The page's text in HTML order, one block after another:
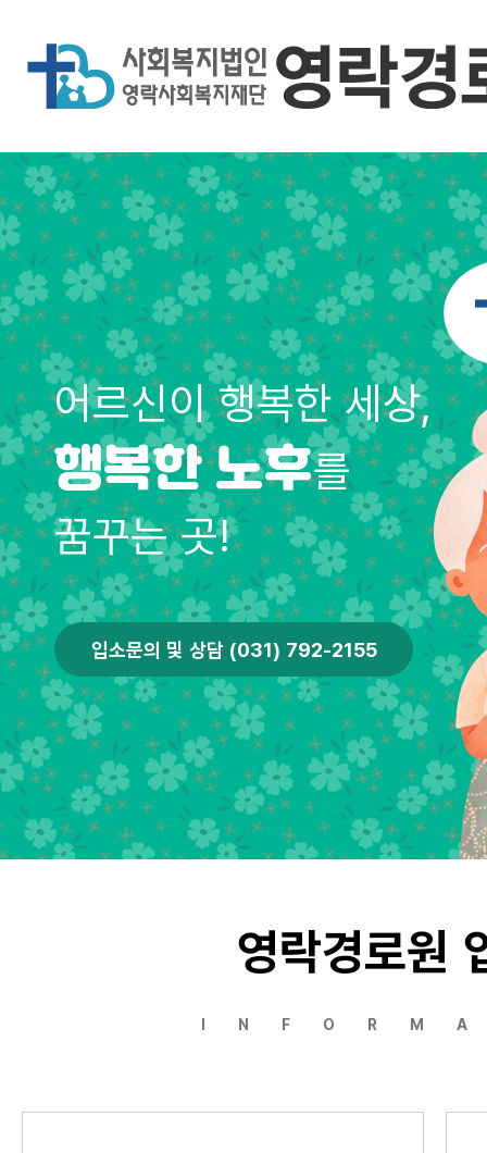
어르신이 행복한 세상,
행복한 노후를
꿈꾸는 곳!
입소문의 및 상담 (031) 792-2155
영락경로원